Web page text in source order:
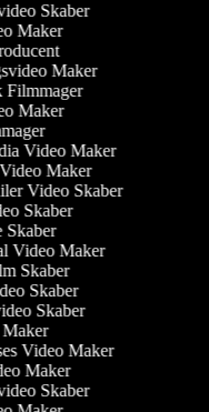
Skaber
Maker
Maker
Filmmager
Maker
Video Maker
Video Maker
Video Skaber
Skaber
Skaber
Video Maker
Skaber
Skaber
Skaber
Maker
Video Maker
Maker
Skaber